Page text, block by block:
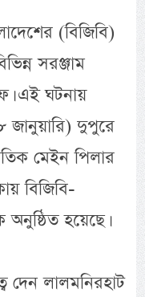
(বিজিবি)
সরঞ্জাম
এই ঘটনায়
জানুয়ারি) দুপুরে
মেইন পিলার
বিজিবি-
হয়েছে।
দেন লালমনিরহাট